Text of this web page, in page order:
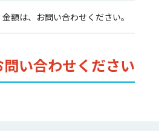
金額は、お問い合わせください。
問い合わせください